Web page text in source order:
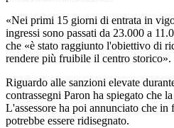
«Nei primi 15 giorni di entrata in
ingressi sono passati da 23.000 a
che «è stato raggiunto l'obiettivo di
rendere più fruibile il centro storico».
Riguardo alle sanzioni elevate
contrassegni Paron ha spiegato che
L'assessore ha poi annunciato che
potrebbe essere ridisegnato.